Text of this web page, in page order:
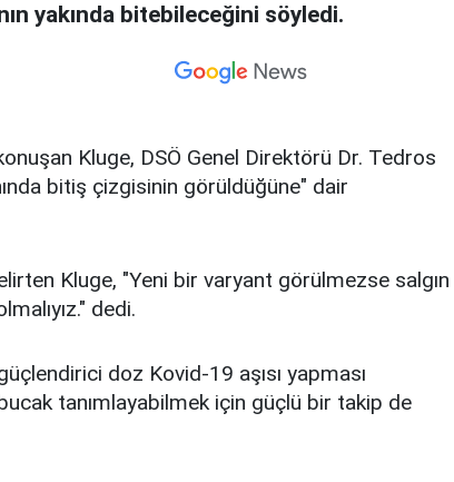
yakında bitebileceğini söyledi.
Kluge, DSÖ Genel Direktörü Dr. Tedros
bitiş çizgisinin görüldüğüne" dair
Kluge, "Yeni bir varyant görülmezse salgın
dedi.
doz Kovid-19 aşısı yapması
tanımlayabilmek için güçlü bir takip de